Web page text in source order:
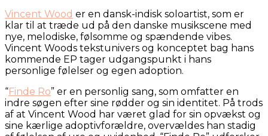
Vincent Wood er en dansk-indisk soloartist, som er
klar til at træde ud på den danske musikscene med
nye, melodiske, følsomme og spændende vibes.
Vincent Woods tekstunivers og konceptet bag hans
kommende EP tager udgangspunkt i hans
personlige følelser og egen adoption.
“Finde Ro” er en personlig sang, som omfatter en
indre søgen efter sine rødder og sin identitet. På trods
af at Vincent Wood har været glad for sin opvækst og
sine kærlige adoptivforældre, overvældes han stadig